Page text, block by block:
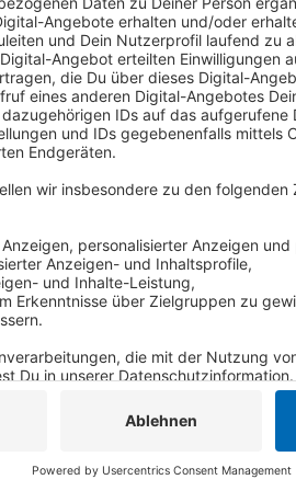
Für viele Industriebetriebe im Kreis
Krefeld sind die Umsätze dagegen
Mittlerer Niederrhein in einer
gehen die Umsätze in vielen
Maschinenbau oder auch in der
Geschäfte innerhalb Deutschlands
Prozent. Die Exporte sind dagegen
insgesamt ein leichtes Plus von 0,9
Exporten. Positiv ist für den
Umsätze verzeichnet, nachdem sie
Trotzdem ist die Branche laut IHK